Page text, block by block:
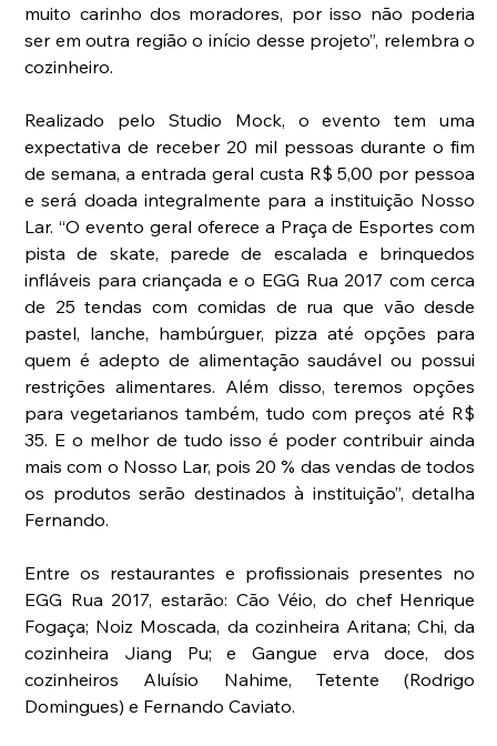
muito carinho dos moradores, por isso não poderia
ser em outra região o início desse projeto”, relembra o
cozinheiro.
Realizado pelo Studio Mock, o evento tem uma
expectativa de receber 20 mil pessoas durante o fim
de semana, a entrada geral custa R$ 5,00 por pessoa
e será doada integralmente para a instituição Nosso
Lar. “O evento geral oferece a Praça de Esportes com
pista de skate, parede de escalada e brinquedos
infláveis para criançada e o EGG Rua 2017 com cerca
de 25 tendas com comidas de rua que vão desde
pastel, lanche, hambúrguer, pizza até opções para
quem é adepto de alimentação saudável ou possui
restrições alimentares. Além disso, teremos opções
para vegetarianos também, tudo com preços até R$
35. E o melhor de tudo isso é poder contribuir ainda
mais com o Nosso Lar, pois 20 % das vendas de todos
os produtos serão destinados à instituição”, detalha
Fernando.
Entre os restaurantes e profissionais presentes no
EGG Rua 2017, estarão: Cão Véio, do chef Henrique
Fogaça; Noiz Moscada, da cozinheira Aritana; Chi, da
cozinheira Jiang Pu; e Gangue erva doce, dos
cozinheiros Aluísio Nahime, Tetente (Rodrigo
Domingues) e Fernando Caviato.